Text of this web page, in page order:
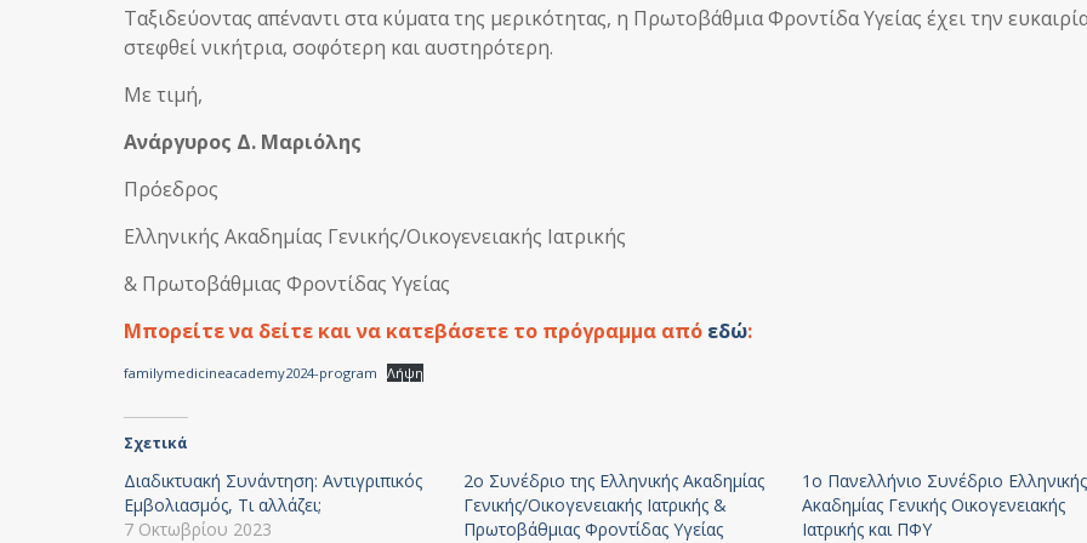
Ταξιδεύοντας απέναντι στα κύματα της μερικότητας, η Πρωτοβάθμια Φροντίδα Υγείας έχει την
στεφθεί νικήτρια, σοφότερη και αυστηρότερη.
Με τιμή,
Ανάργυρος Δ. Μαριόλης
Πρόεδρος
Ελληνικής Ακαδημίας Γενικής/Οικογενειακής Ιατρικής
& Πρωτοβάθμιας Φροντίδας Υγείας
Μπορείτε να δείτε και να κατεβάσετε το πρόγραμμα από εδώ:
familymedicineacademy2024-program Λήψη
Σχετικά
Διαδικτυακή Συνάντηση: Αντιγριπικός
Εμβολιασμός, Τι αλλάζει;
7 Οκτωβρίου 2023
2o Συνέδριο της Ελληνικής Ακαδημίας
Γενικής/Οικογενειακής Ιατρικής &
Πρωτοβάθμιας Φροντίδας Υγείας
1o Πανελλήνιο Συνέδριο Ελληνικής
Ακαδημίας Γενικής Οικογενειακής
Ιατρικής και ΠΦΥ